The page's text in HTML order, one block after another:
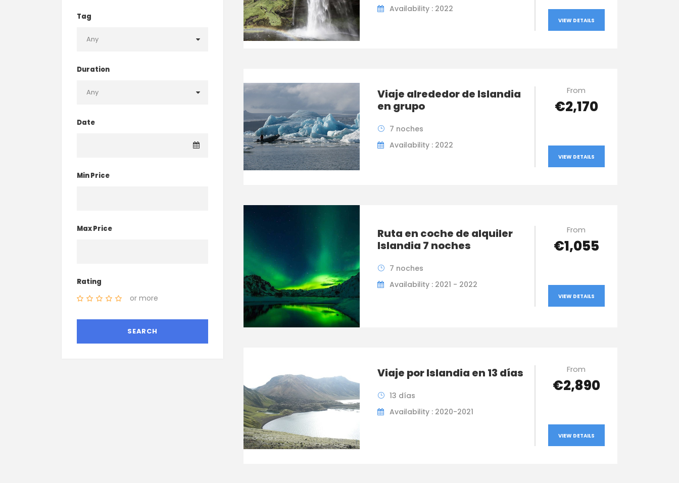
Tag
Duration
Date
Min Price
Max Price
Rating
or more
Availability : 2022
VIEW DETAILS
Viaje alrededor de Islandia
en grupo
7 noches
Availability : 2022
From
€2,170
VIEW DETAILS
Ruta en coche de alquiler
Islandia 7 noches
7 noches
Availability : 2021 - 2022
From
€1,055
VIEW DETAILS
Viaje por Islandia en 13 días
13 días
Availability : 2020-2021
From
€2,890
VIEW DETAILS